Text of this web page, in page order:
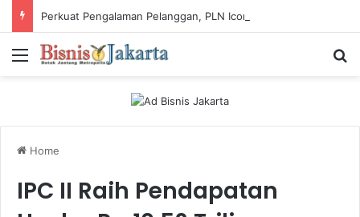
Menu
Home
IPC II Raih Pendapatan